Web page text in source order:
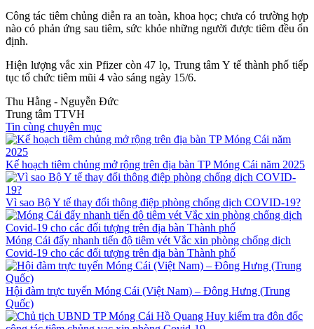
Công tác tiêm chủng diễn ra an toàn, khoa học; chưa có trường hợp
nào có phản ứng sau tiêm, sức khỏe những người được tiêm đều ổn
định.
Hiện lượng vắc xin Pfizer còn 47 lọ, Trung tâm Y tế thành phố tiếp
tục tổ chức tiêm mũi 4 vào sáng ngày 15/6.
Thu Hằng - Nguyễn Đức
Trung tâm TTVH
Tin cùng chuyên mục
Kế hoạch tiêm chủng mở rộng trên địa bàn TP Móng Cái năm 2025
Vì sao Bộ Y tế thay đổi thông điệp phòng chống dịch COVID-19?
Móng Cái đẩy nhanh tiến độ tiêm vét Vắc xin phòng chống dịch
Covid-19 cho các đối tượng trên địa bàn Thành phố
Hội đàm trực tuyến Móng Cái (Việt Nam) – Đông Hưng (Trung
Quốc)